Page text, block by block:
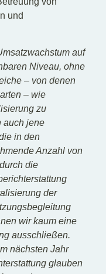
und
auf
Niveau, ohne
– von denen
– wie
zu
auch jene
in den
Anzahl von
die
der
wir kaum eine
ausschließen.
nächsten Jahr
glauben